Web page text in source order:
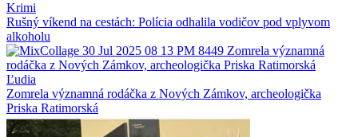
Krimi
Rušný víkend na cestách: Polícia odhalila vodičov pod vplyvom
alkoholu
Ľudia
Zomrela významná rodáčka z Nových Zámkov, archeologička
Priska Ratimorská